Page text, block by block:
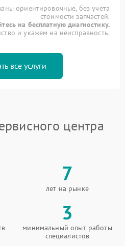
ориентировочные, без учета
стоимости запчастей.
на бесплатную диагностику.
и укажем на неисправность.
все услуги
центра
7
лет на рынке
3
минимальный опыт работы
специалистов